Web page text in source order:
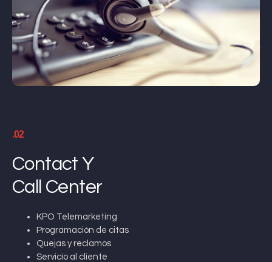
.02
Contact Y
Call Center
KPO Telemarketing
Programación de citas
Quejas y reclamos
Servicio al cliente